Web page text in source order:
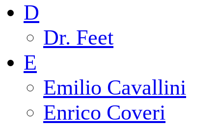
D
Dr. Feet
E
Emilio Cavallini
Enrico Coveri